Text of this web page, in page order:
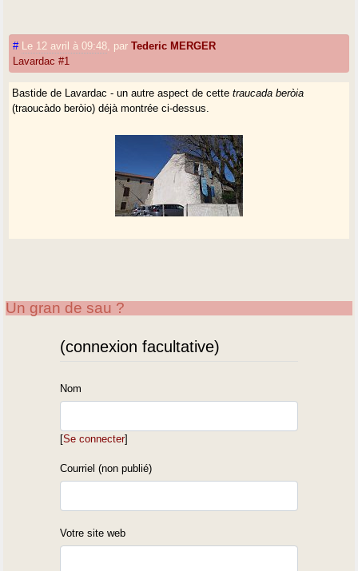
# Le 12 avril à 09:48, parTederic MERGER
Lavardac #1
Bastide de Lavardac - un autre aspect de cettetraucada beròia
(traoucàdo beròio) déjà montrée ci-dessus.
Un gran de sau ?
(connexion facultative)
Nom
[Se connecter]
Courriel (non publié)
Votre site web